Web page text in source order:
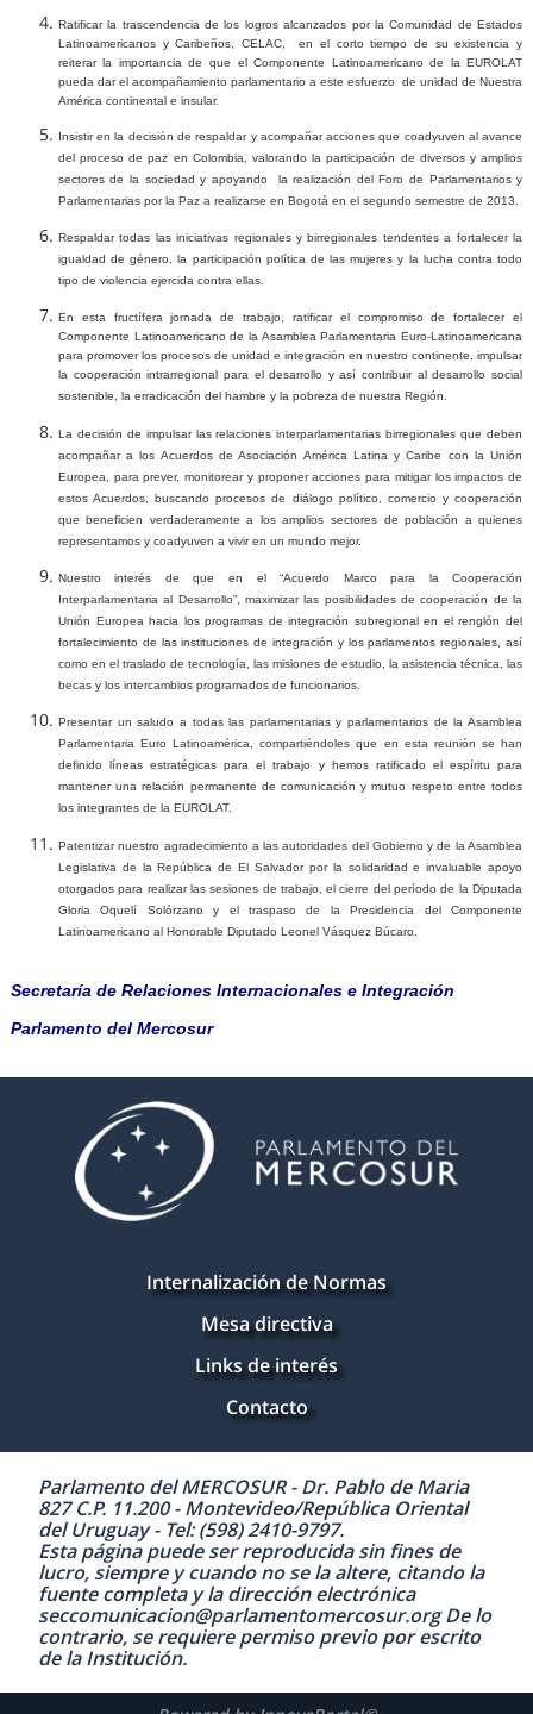
Ratificar la trascendencia de los logros alcanzados por la Comunidad de Estados
Latinoamericanos y Caribeños, CELAC,
en el corto tiempo de su existencia y
reiterar la importancia de que el Componente Latinoamericano de la EUROLAT
pueda dar el acompañamiento parlamentario a este esfuerzo
de unidad de Nuestra
América continental e insular.
Insistir en la decisión de respaldar y acompañar acciones que coadyuven al avance
del proceso de paz en Colombia, valorando la participación de diversos y amplios
sectores de la sociedad y apoyando
la realización del Foro de Parlamentarios y
Parlamentarias por la Paz a realizarse en Bogotá en el segundo semestre de 2013.
Respaldar todas las iniciativas regionales y birregionales tendentes a fortalecer la
igualdad de género, la participación política de las mujeres y la lucha contra todo
tipo de violencia ejercida contra ellas.
En esta fructífera jornada de trabajo, ratificar el compromiso de fortalecer el
Componente Latinoamericano de la Asamblea Parlamentaria Euro-Latinoamericana
para promover los procesos de unidad e integración en nuestro continente, impulsar
la cooperación intrarregional para el desarrollo y así contribuir al desarrollo social
sostenible, la erradicación del hambre y la pobreza de nuestra Región.
La decisión de impulsar las relaciones interparlamentarias birregionales que deben
acompañar a los Acuerdos de Asociación América Latina y Caribe con la Unión
Europea, para prever, monitorear y proponer acciones para mitigar los impactos de
estos Acuerdos, buscando procesos de diálogo político, comercio y cooperación
que beneficien verdaderamente a los amplios sectores de población a quienes
representamos y coadyuven a vivir en un mundo mejor.
Nuestro interés de que en el “Acuerdo Marco para la Cooperación
Interparlamentaria al Desarrollo”, maximizar las posibilidades de cooperación de la
Unión Europea hacia los programas de integración subregional en el renglón del
fortalecimiento de las instituciones de integración y los parlamentos regionales, así
como en el traslado de tecnología, las misiones de estudio, la asistencia técnica, las
becas y los intercambios programados de funcionarios.
Presentar un saludo a todas las parlamentarias y parlamentarios de la Asamblea
Parlamentaria Euro Latinoamérica, compartiéndoles que en esta reunión se han
definido líneas estratégicas para el trabajo y hemos ratificado el espíritu para
mantener una relación permanente de comunicación y mutuo respeto entre todos
los integrantes de la EUROLAT.
Patentizar nuestro agradecimiento a las autoridades del Gobierno y de la Asamblea
Legislativa de la República de El Salvador por la solidaridad e invaluable apoyo
otorgados para realizar las sesiones de trabajo, el cierre del período de la Diputada
Gloria Oquelí Solórzano y el traspaso de la Presidencia del Componente
Latinoamericano al Honorable Diputado Leonel Vásquez Búcaro.
Secretaría de Relaciones Internacionales e Integración
Parlamento del Mercosur
Internalización de Normas
Mesa directiva
Links de interés
Contacto
Parlamento del MERCOSUR - Dr. Pablo de Maria
827 C.P. 11.200 - Montevideo/República Oriental
del Uruguay - Tel: (598) 2410-9797.
Esta página puede ser reproducida sin fines de
lucro, siempre y cuando no se la altere, citando la
fuente completa y la dirección electrónica
seccomunicacion@parlamentomercosur.org De lo
contrario, se requiere permiso previo por escrito
de la Institución.